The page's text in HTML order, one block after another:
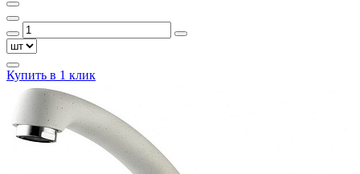
Купить в 1 клик